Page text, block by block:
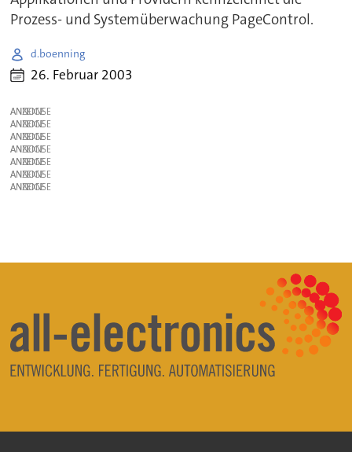
Prozess- und Systemüberwachung PageControl.
d.boenning
26. Februar 2003
ANZEIGE
ANZEIGE
ANZEIGE
ANZEIGE
ANZEIGE
ANZEIGE
ANZEIGE